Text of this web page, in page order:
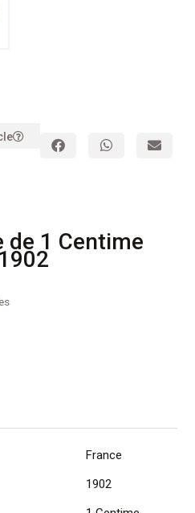
de 1 Centime
France
1902